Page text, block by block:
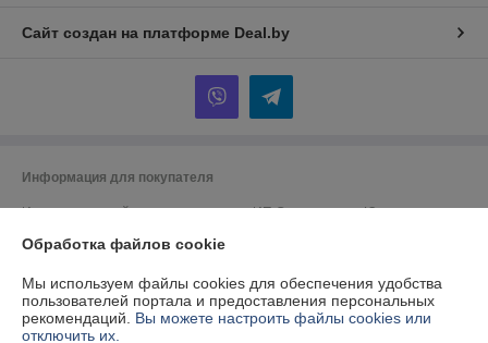
Сайт создан на платформе Deal.by
Информация для покупателя
Индивидуальный предприниматель:ИП Спиридонова Юлия
г. Минск, ул. Гая, дом 20, кв. 3
Регистрационный номер ЕГР: 190153422
УНП: 190153422
Обработка файлов cookie
Мы используем файлы cookies для обеспечения удобства
пользователей портала и предоставления персональных
рекомендаций. Вы можете настроить файлы cookies или
отключить их.